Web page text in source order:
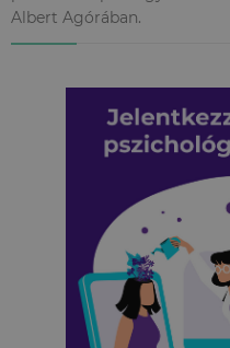
Albert Agórában.